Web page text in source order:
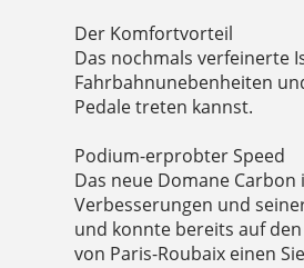
Der Komfortvorteil
Das nochmals verfeinerte
Fahrbahnunebenheiten
Pedale treten kannst.
Podium-erprobter Speed
Das neue Domane
Verbesserungen und
und konnte bereits auf
von Paris-Roubaix einen